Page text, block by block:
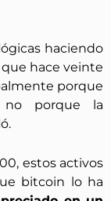
haciendo
hace veinte
porque
no porque la
estos activos
bitcoin lo ha